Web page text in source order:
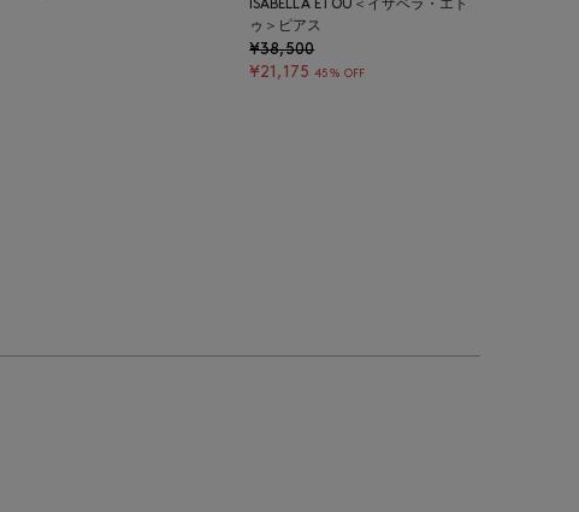
ISABELLA ETOU＜イザベラ・エト
ゥ＞ピアス
¥38,500
¥21,175 45% OFF